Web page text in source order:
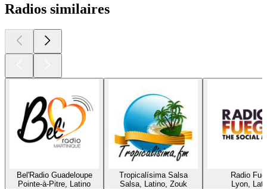
Radios similaires
Bel'Radio Guadeloupe
Pointe-à-Pitre, Latino
Tropicalísima Salsa
Salsa, Latino, Zouk
Radio
Lyon,